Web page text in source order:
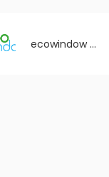
ecowindow GmbH